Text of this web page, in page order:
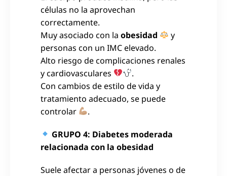
células no la aprovechan
correctamente.
Muy asociado con la obesidad
y
personas con un IMC elevado.
Alto riesgo de complicaciones renales
y cardiovasculares
.
Con cambios de estilo de vida y
tratamiento adecuado, se puede
controlar
.
GRUPO 4: Diabetes moderada
relacionada con la obesidad
Suele afectar a personas jóvenes o de